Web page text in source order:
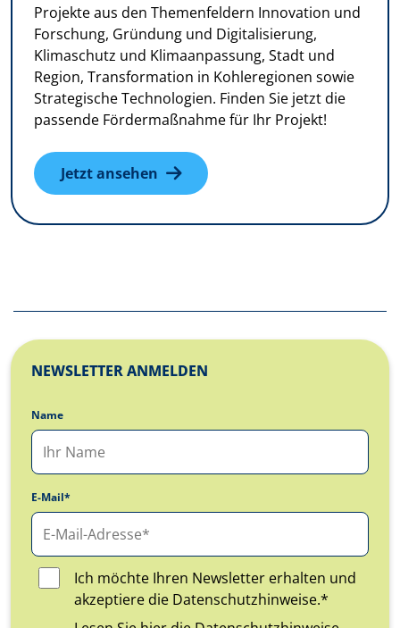
Projekte aus den Themenfeldern Innovation und
Forschung, Gründung und Digitalisierung,
Klimaschutz und Klimaanpassung, Stadt und
Region, Transformation in Kohleregionen sowie
Strategische Technologien. Finden Sie jetzt die
passende Fördermaßnahme für Ihr Projekt!
Jetzt ansehen
NEWSLETTER ANMELDEN
Name
E-Mail*
Ich möchte Ihren Newsletter erhalten und
akzeptiere die Datenschutzhinweise.*